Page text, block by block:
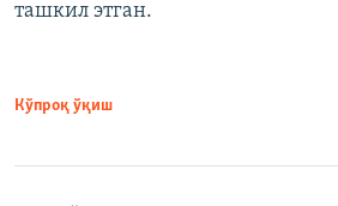
ташкил этган.
Кўпроқ ўқиш